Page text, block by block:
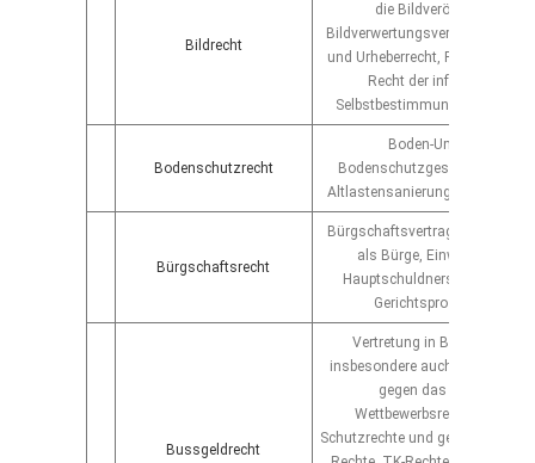
Bildrecht
die Bildveröffentlichung,
Bildverwertungsvertrag,
und Urheberrecht,
Recht der
Selbstbestimmung,
Bodenschutzrecht
Boden-Umweltrecht,
Bodenschutzgesetz,
Altlastensanierung, Haftung für
Bürgschaftsrecht
Bürgschaftsvertrag,
als Bürge, Einwendungen
Hauptschuldners und des
Gerichtsprozessführung
Bussgeldrecht
Vertretung in
insbesondere auch wegen
gegen das Kartellrecht,
Wettbewerbsrecht,
Schutzrechte und geistiges